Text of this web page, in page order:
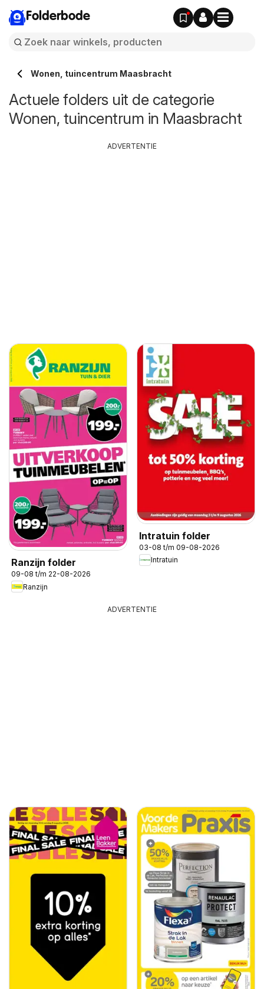
Folderbode
Wonen, tuincentrum Maasbracht
Actuele folders uit de categorie
Wonen, tuincentrum in Maasbracht
Ranzijn folder
09-08 t/m 22-08-2026
Ranzijn
Intratuin folder
03-08 t/m 09-08-2026
Intratuin
ADVERTENTIE
ADVERTENTIE